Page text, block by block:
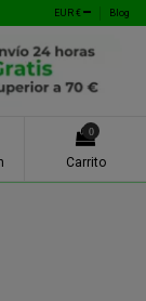
EUR € Blog
0
Carrito